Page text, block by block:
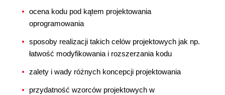
ocena kodu pod kątem projektowania
oprogramowania
sposoby realizacji takich celów projektowych jak np.
łatwość modyfikowania i rozszerzania kodu
zalety i wady różnych koncepcji projektowania
przydatność wzorców projektowych w